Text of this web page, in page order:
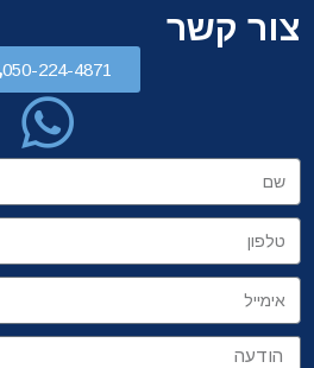
צור קשר
050-224-4871